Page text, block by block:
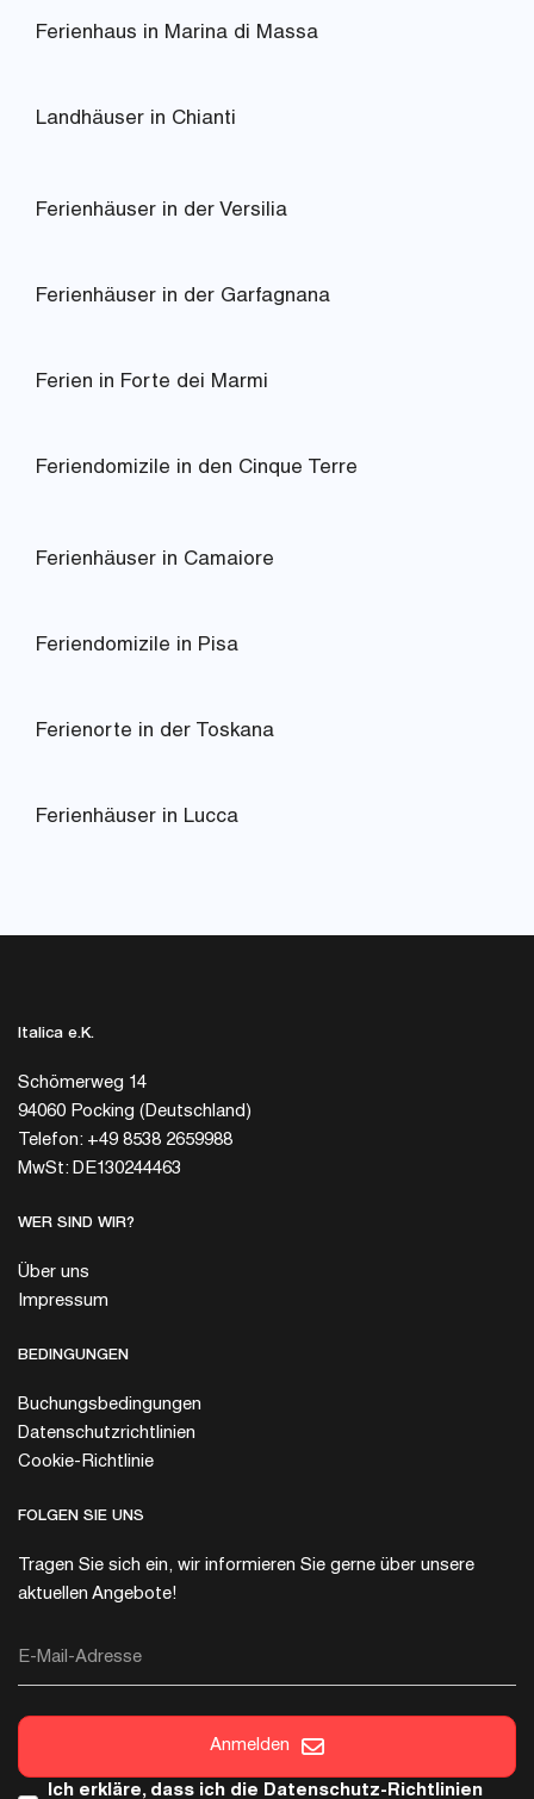
Ferienhaus in Marina di Massa
Landhäuser in Chianti
Ferienhäuser in der Versilia
Ferienhäuser in der Garfagnana
Ferien in Forte dei Marmi
Feriendomizile in den Cinque Terre
Ferienhäuser in Camaiore
Feriendomizile in Pisa
Ferienorte in der Toskana
Ferienhäuser in Lucca
Italica e.K.
Schömerweg 14
94060 Pocking (Deutschland)
Telefon: +49 8538 2659988
MwSt: DE130244463
WER SIND WIR?
Über uns
Impressum
BEDINGUNGEN
Buchungsbedingungen
Datenschutzrichtlinien
Cookie-Richtlinie
FOLGEN SIE UNS
Tragen Sie sich ein, wir informieren Sie gerne über unsere
aktuellen Angebote!
E-Mail-Adresse
Anmelden
Ich erkläre, dass ich die Datenschutz-Richtlinien